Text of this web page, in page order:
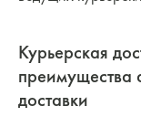
Курьерская
преимущества
доставки